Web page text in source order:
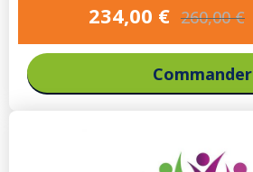
234,00 € 260,00 €
Commander